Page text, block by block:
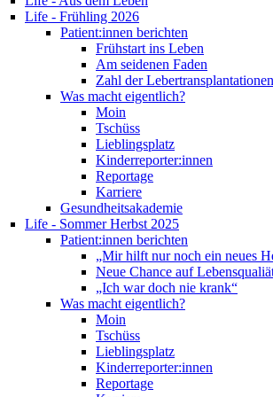
Life - Frühling 2026
Patient:innen berichten
Frühstart ins Leben
Am seidenen Faden
Zahl der
Was macht eigentlich?
Moin
Tschüss
Lieblingsplatz
Kinderreporter:innen
Reportage
Karriere
Gesundheitsakademie
Life - Sommer Herbst 2025
Patient:innen berichten
„Mir hilft nur noch ein neues
Neue Chance auf
„Ich war doch nie krank“
Was macht eigentlich?
Moin
Tschüss
Lieblingsplatz
Kinderreporter:innen
Reportage